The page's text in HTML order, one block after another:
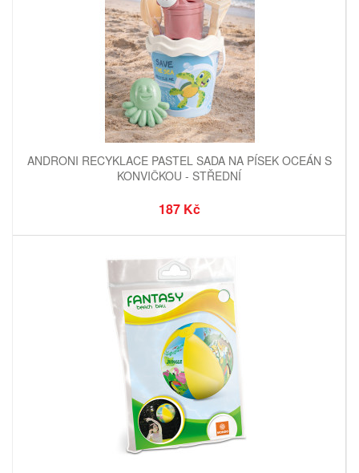
ANDRONI RECYKLACE PASTEL SADA NA PÍSEK OCEÁN S
KONVIČKOU - STŘEDNÍ
187 Kč